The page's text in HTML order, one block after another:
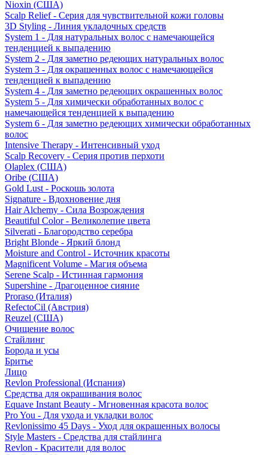
Nioxin (США)
Scalp Relief - Серия для чувствительной кожи головы
3D Styling - Линия укладочных средств
System 1 - Для натуральных волос с намечающейся
тенденцией к выпадению
System 2 - Для заметно редеющих натуральных волос
System 3 - Для окрашенных волос с намечающейся
тенденцией к выпадению
System 4 - Для заметно редеющих окрашенных волос
System 5 - Для химически обработанных волос с
намечающейся тенденцией к выпадению
System 6 - Для заметно редеющих химически обработанных
волос
Intensive Therapy - Интенсивный уход
Scalp Recovery - Серия против перхоти
Olaplex (США)
Oribe (США)
Gold Lust - Роскошь золота
Signature - Вдохновение дня
Hair Alchemy - Сила Возрождения
Beautiful Color - Великолепие цвета
Silverati - Благородство серебра
Bright Blonde - Яркий блонд
Moisture and Control - Источник красоты
Magnificent Volume - Магия объема
Serene Scalp - Истинная гармония
Supershine - Драгоценное сияние
Proraso (Италия)
RefectoCil (Австрия)
Reuzel (США)
Очищение волос
Стайлинг
Борода и усы
Бритье
Лицо
Revlon Professional (Испания)
Средства для окрашивания волос
Equave Instant Beauty - Мгновенная красота волос
Pro You - Для ухода и укладки волос
Revlonissimo 45 Days - Уход для окрашенных волосы
Style Masters - Средства для стайлинга
Revlon - Красители для волос